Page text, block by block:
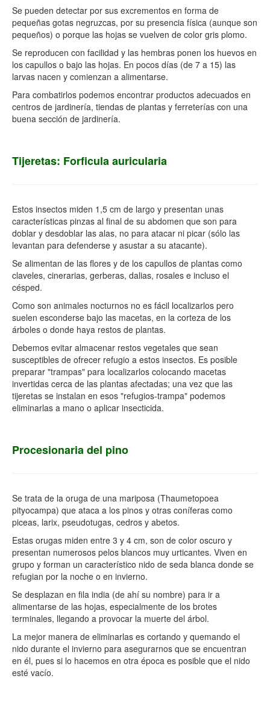
Se pueden detectar por sus excrementos en forma de
pequeñas gotas negruzcas, por su presencia física (aunque son
pequeños) o porque las hojas se vuelven de color gris plomo.
Se reproducen con facilidad y las hembras ponen los huevos en
los capullos o bajo las hojas. En pocos días (de 7 a 15) las
larvas nacen y comienzan a alimentarse.
Para combatirlos podemos encontrar productos adecuados en
centros de jardinería, tiendas de plantas y ferreterías con una
buena sección de jardinería.
Tijeretas: Forficula auricularia
Estos insectos miden 1,5 cm de largo y presentan unas
características pinzas al final de su abdomen que son para
doblar y desdoblar las alas, no para atacar ni picar (sólo las
levantan para defenderse y asustar a su atacante).
Se alimentan de las flores y de los capullos de plantas como
claveles, cinerarias, gerberas, dalias, rosales e incluso el
césped.
Como son animales nocturnos no es fácil localizarlos pero
suelen esconderse bajo las macetas, en la corteza de los
árboles o donde haya restos de plantas.
Debemos evitar almacenar restos vegetales que sean
susceptibles de ofrecer refugio a estos insectos. Es posible
preparar "trampas" para localizarlos colocando macetas
invertidas cerca de las plantas afectadas; una vez que las
tijeretas se instalan en esos "refugios-trampa" podemos
eliminarlas a mano o aplicar insecticida.
Procesionaria del pino
Se trata de la oruga de una mariposa (Thaumetopoea
pityocampa) que ataca a los pinos y otras coníferas como
piceas, larix, pseudotugas, cedros y abetos.
Estas orugas miden entre 3 y 4 cm, son de color oscuro y
presentan numerosos pelos blancos muy urticantes. Viven en
grupo y forman un característico nido de seda blanca donde se
refugian por la noche o en invierno.
Se desplazan en fila india (de ahí su nombre) para ir a
alimentarse de las hojas, especialmente de los brotes
terminales, llegando a provocar la muerte del árbol.
La mejor manera de eliminarlas es cortando y quemando el
nido durante el invierno para asegurarnos que se encuentran
en él, pues si lo hacemos en otra época es posible que el nido
esté vacío.